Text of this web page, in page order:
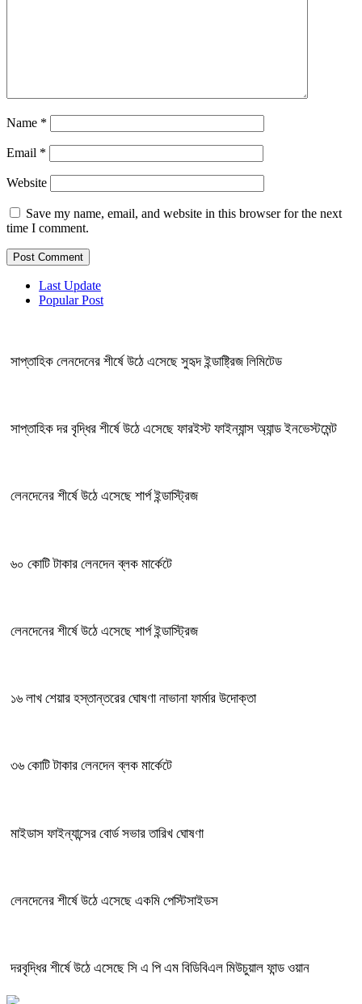
Name *
Email *
Website
Save my name, email, and website in this browser for the next
time I comment.
Last Update
Popular Post
সাপ্তাহিক লেনদেনের শীর্ষে উঠে এসেছে সুহৃদ ইন্ডাষ্ট্রিজ লিমিটেড
সাপ্তাহিক দর বৃদ্ধির শীর্ষে উঠে এসেছে ফারইস্ট ফাইন্যান্স অ্যান্ড ইনভেস্টমেন্ট
লেনদেনের শীর্ষে উঠে এসেছে শার্প ইন্ডাস্ট্রিজ
৬০ কোটি টাকার লেনদেন ব্লক মার্কেটে
লেনদেনের শীর্ষে উঠে এসেছে শার্প ইন্ডাস্ট্রিজ
১৬ লাখ শেয়ার হস্তান্তরের ঘোষণা নাভানা ফার্মার উদোক্তা
৩৬ কোটি টাকার লেনদেন ব্লক মার্কেটে
মাইডাস ফাইন্যান্সের বোর্ড সভার তারিখ ঘোষণা
লেনদেনের শীর্ষে উঠে এসেছে একমি পেস্টিসাইডস
দরবৃদ্ধির শীর্ষে উঠে এসেছে সি এ পি এম বিডিবিএল মিউচুয়াল ফান্ড ওয়ান